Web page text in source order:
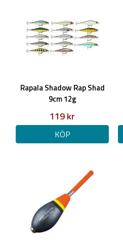
Rapala Shadow Rap Shad
9cm 12g
119 kr
KÖP